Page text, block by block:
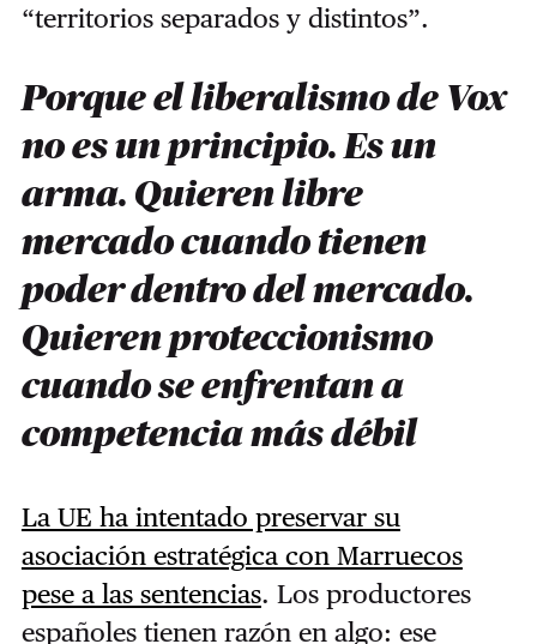
“territorios separados y distintos”.
Porque el liberalismo de Vox
no es un principio. Es un
arma. Quieren libre
mercado cuando tienen
poder dentro del mercado.
Quieren proteccionismo
cuando se enfrentan a
competencia más débil
La UE ha intentado preservar su
asociación estratégica con Marruecos
pese a las sentencias. Los productores
españoles tienen razón en algo: ese